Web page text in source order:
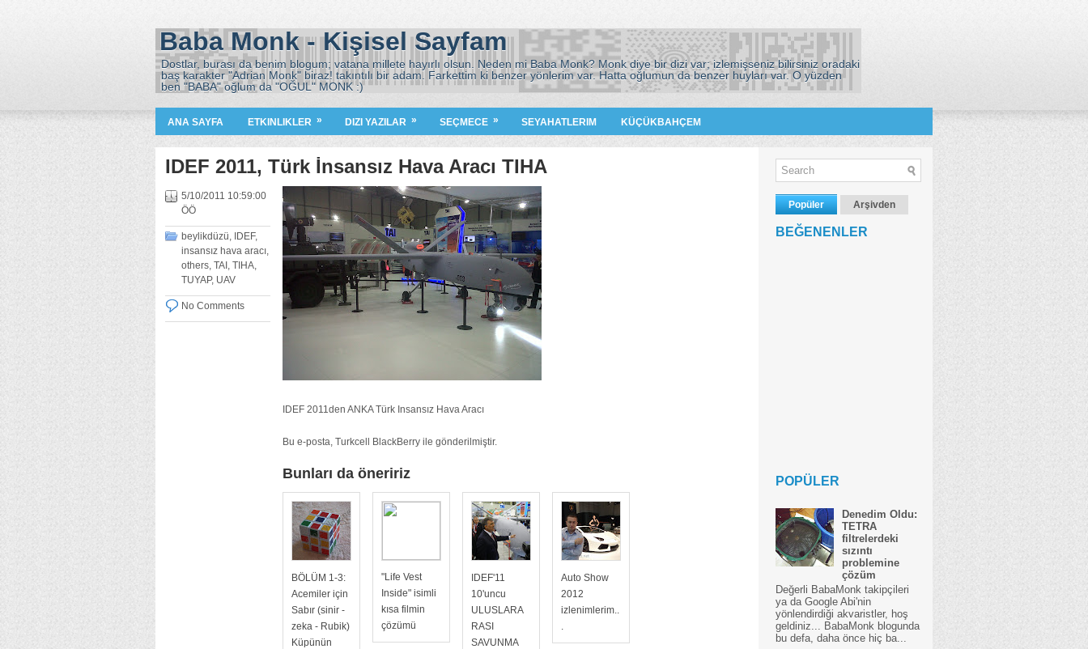
Baba Monk - Kişisel Sayfam
Dostlar, burası da benim blogum; vatana millete hayırlı olsun. Neden mi Baba Monk? Monk diye bir dizi var; izlemişseniz bilirsiniz oradaki
baş karakter "Adrian Monk" biraz! takıntılı bir adam. Farkettim ki benzer yönlerim var. Hatta oğlumun da benzer huyları var. O yüzden
ben "BABA" oğlum da "OĞUL" MONK :)
ANA SAYFA ETKINLIKLER » DIZI YAZILAR » SEÇMECE » SEYAHATLERIM KÜÇÜKBAHÇEM
IDEF 2011, Türk İnsansız Hava Aracı TIHA
5/10/2011 10:59:00
ÖÖ
beylikdüzü, IDEF,
insansız hava aracı,
others, TAI , TIHA,
TUYAP, UAV
No Comments
IDEF 2011den ANKA Türk Insansız Hava Aracı
Bu e-posta, Turkcell BlackBerry ile gönderilmiştir.
Bunları da öneririz
BÖLÜM 1-3:
Acemiler için
Sabır (sinir -
zeka - Rubik)
Küpünün
"Life Vest
Inside" isimli
kısa filmin
çözümü
IDEF'11
10'uncu
ULUSLARA
RASI
SAVUNMA
Auto Show
2012
izlenimlerim..
Popüler Arşivden
BEĞENENLER
POPÜLER
Denedim Oldu:
TETRA
filtrelerdeki
sızıntı
problemine
çözüm
Değerli BabaMonk takipçileri
ya da Google Abi'nin
yönlendirdiği akvaristler, hoş
geldiniz... BabaMonk blogunda
bu defa, daha önce hiç ba...